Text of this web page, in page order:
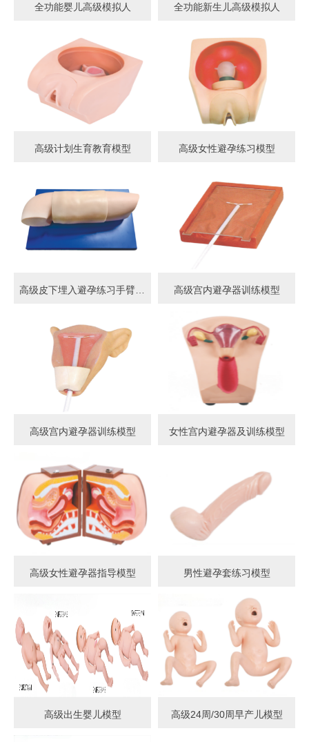
全功能婴儿高级模拟人 全功能新生儿高级模拟人
高级计划生育教育模型 高级女性避孕练习模型
高级皮下埋入避孕练习手臂模型 高级宫内避孕器训练模型
高级宫内避孕器训练模型 女性宫内避孕器及训练模型
高级女性避孕器指导模型 男性避孕套练习模型
高级出生婴儿模型 高级24周/30周早产儿模型